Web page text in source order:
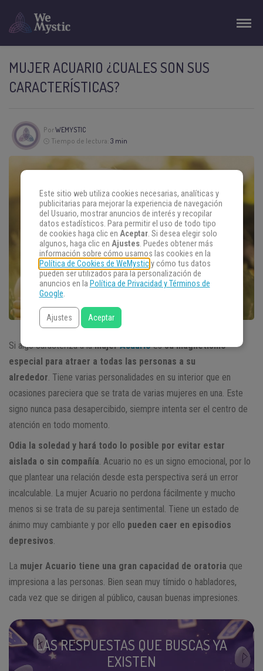
MUJER ACUARIO ¿CUALES SON SUS
CARACTERÍSTICAS?
PorWEMYSTIC
Tiempo de lectura: 3 min
Si algo caracteriza a lamujerAcuarioessu magnetismo
especial para atraer a todas las personas a su
alrededor . Tiene varias personalidades en su interior que en
ocasiones pareciera que se trata de varias mujeres en una. Este
signo nunca pasa desapercibido, siempre intenta ser el centro de
atención en todo momento.
Odia la soledad y hará todo lo posible por evitar estar
aislada o sin compañía . Acuario no es un signo emocional, por lo
que plantear una relación desde esta perspectiva será un error
incalculable. La mujer Acuario no perdona fácilmente y mucho
menos si se trata de su pareja sentimental. Tiene un estado de
ánimo muy cambiante y por ello pueden caer en episodios
depresivos
La mujer Acuario tiene una gran capacidad de oratoria que
impresiona a las personas. Bien sean muy tímido o habladores,
cada vez que se dirigen al público, causan buenas impresiones.
LAS RESPUESTAS QUE BUSCAS YA
EXISTEN
Este sitio web utiliza cookies necesarias, analíticas y
publicitarias para mejorar la experiencia de navegación
del Usuario, mostrar anuncios de interés y recopilar
datos estadísticos. Para permitir el uso de todo tipo
de cookies haga clic en Aceptar. Si desea elegir solo
algunos, haga clic en Ajustes. Puedes obtener más
información sobre cómo usamos las cookies en la
Política de Cookies de WeMysticy cómo tus datos
pueden ser utilizados para la personalización de
anuncios en la Política de Privacidad y Términos de
Google.
Ajustes Aceptar